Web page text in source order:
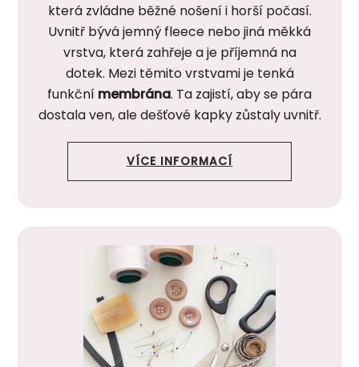
která zvládne běžné nošení i horší počasí.
Uvnitř bývá jemný fleece nebo jiná měkká
vrstva, která zahřeje a je příjemná na
dotek. Mezi těmito vrstvami je tenká
funkční membrána. Ta zajistí, aby se pára
dostala ven, ale dešťové kapky zůstaly uvnitř.
VÍCE INFORMACÍ